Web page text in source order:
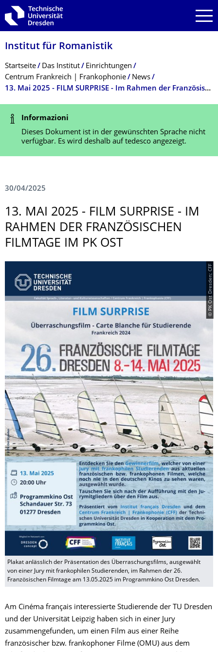
Zur Hauptnavigation springen
Zur Suche springen
Zum Inhalt springen
Institut für Romanistik
Breadcrumb-Menü
Startseite Das Institut
Einrichtungen
Centrum Frankreich | Frankophonie
News
13. Mai 2025 - FILM SURPRISE - Im Rahmen der Französischen Filmtage im PK Ost
Statusmeldung
Informazioni
Dieses Dokument ist in der gewünschten Sprache nicht
verfügbar. Es wird deshalb auf tedesco angezeigt.
30/04/2025
13. MAI 2025 - FILM SURPRISE - IM
RAHMEN DER FRANZÖSISCHEN
FILMTAGE IM PK OST
© PK Ost Dresden; CFF
Plakat anlässlich der Präsentation des Überraschungsfilms, ausgewählt
von einer Jury mit frankophilen Studierenden, im Rahmen der 26.
Französischen Filmtage am 13.05.2025 im Programmkino Ost Dresden.
Am Cinéma français interessierte Studierende der TU Dresden
und der Universität Leipzig haben sich in einer Jury
zusammengefunden, um einen Film aus einer Reihe
französischer bzw. frankophoner Filme (OMU) aus dem